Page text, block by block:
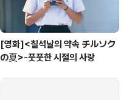
[영화]<칠석날의 약속 チルソク
の夏>-풋풋한 시절의 사랑